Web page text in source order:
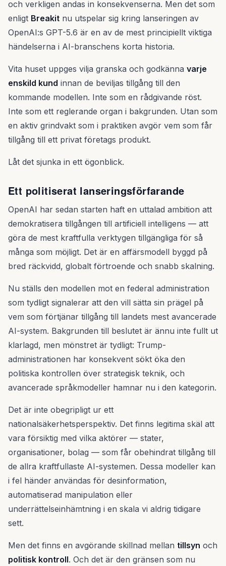
och verkligen andas in konsekvenserna. Men det som
enligt Breakit nu utspelar sig kring lanseringen av
OpenAI:s GPT-5.6 är en av de mest principiellt viktiga
händelserna i AI-branschens korta historia.
Vita huset uppges vilja granska och godkänna varje
enskild kund innan de beviljas tillgång till den
kommande modellen. Inte som en rådgivande röst.
Inte som ett reglerande organ i bakgrunden. Utan som
en aktiv grindvakt som i praktiken avgör vem som får
tillgång till ett privat företags produkt.
Låt det sjunka in ett ögonblick.
Ett politiserat lanseringsförfarande
OpenAI har sedan starten haft en uttalad ambition att
demokratisera tillgången till artificiell intelligens — att
göra de mest kraftfulla verktygen tillgängliga för så
många som möjligt. Det är en affärsmodell byggd på
bred räckvidd, globalt förtroende och snabb skalning.
Nu ställs den modellen mot en federal administration
som tydligt signalerar att den vill sätta sin prägel på
vem som förtjänar tillgång till landets mest avancerade
AI-system. Bakgrunden till beslutet är ännu inte fullt ut
klarlagd, men mönstret är tydligt: Trump-
administrationen har konsekvent sökt öka den
politiska kontrollen över strategisk teknik, och
avancerade språkmodeller hamnar nu i den kategorin.
Det är inte obegripligt ur ett
nationalsäkerhetsperspektiv. Det finns legitima skäl att
vara försiktig med vilka aktörer — stater,
organisationer, bolag — som får obehindrat tillgång till
de allra kraftfullaste AI-systemen. Dessa modeller kan
i fel händer användas för desinformation,
automatiserad manipulation eller
underrättelseinhämtning i en skala vi aldrig tidigare
sett.
Men det finns en avgörande skillnad mellan tillsyn och
politisk kontroll. Och det är den gränsen som nu